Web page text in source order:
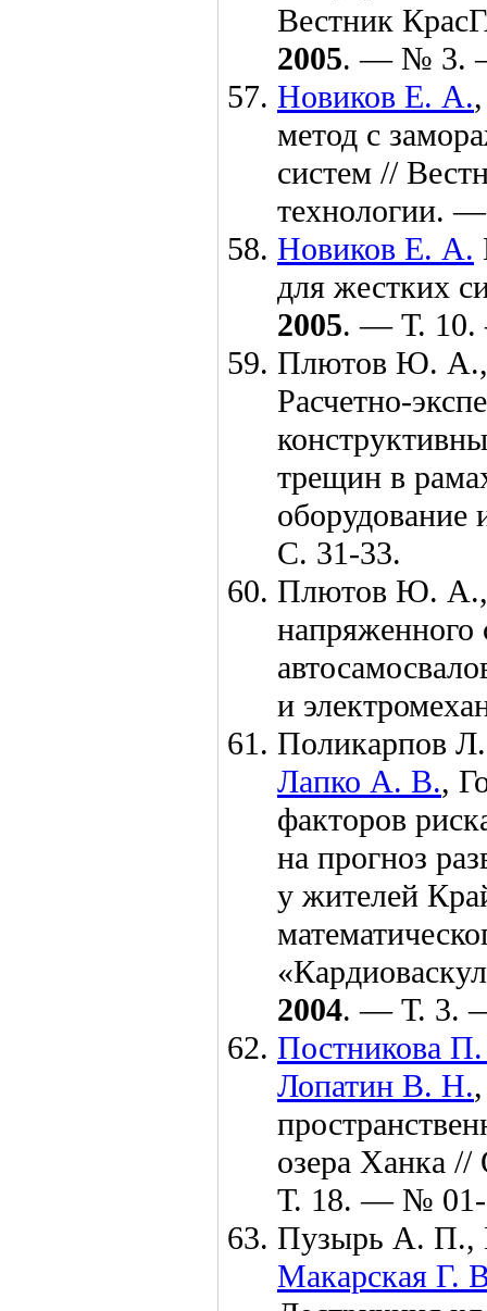
Вестник
2005. — № 3.
Новиков Е. А.
метод с
систем //
технологии.
Новиков Е. А.
для жестких
2005. — Т.
Плютов Ю. А.
Расчетно-
трещин в
С. 31-33.
Плютов Ю. А.
напряженного
и
Поликарпов
Лапко А. В.,
факторов
на прогноз
у жителей
2004. — Т. 3.
Постникова
Лопатин В. Н.
озера Ханка
Т. 18. — №
Пузырь А. П.,
Макарская Г.